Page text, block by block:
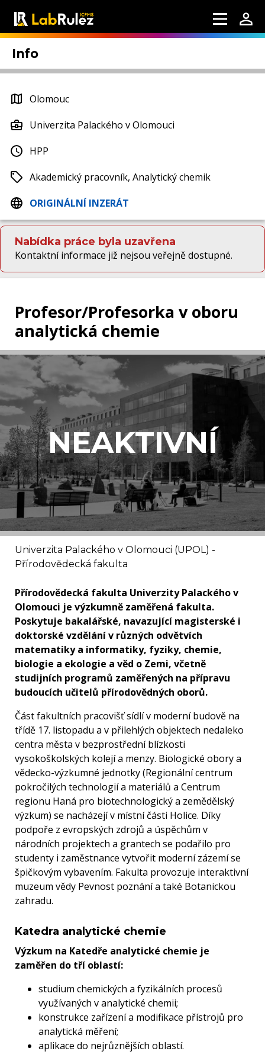
Info
Olomouc
Univerzita Palackého v Olomouci
HPP
Akademický pracovník, Analytický chemik
ORIGINÁLNÍ INZERÁT
Nabídka práce byla uzavřena
Kontaktní informace již nejsou veřejně dostupné.
Profesor/Profesorka v oboru
analytická chemie
NEAKTIVNÍ
Univerzita Palackého v Olomouci (UPOL) -
Přírodovědecká fakulta
Přírodovědecká fakulta Univerzity Palackého v
Olomouci je výzkumně zaměřená fakulta.
Poskytuje bakalářské, navazující magisterské i
doktorské vzdělání v různých odvětvích
matematiky a informatiky, fyziky, chemie,
biologie a ekologie a věd o Zemi, včetně
studijních programů zaměřených na přípravu
budoucích učitelů přírodovědných oborů.
Část fakultních pracovišť sídlí v moderní budově na
třídě 17. listopadu a v přilehlých objektech nedaleko
centra města v bezprostřední blízkosti
vysokoškolských kolejí a menzy. Biologické obory a
vědecko-výzkumné jednotky (Regionální centrum
pokročilých technologií a materiálů a Centrum
regionu Haná pro biotechnologický a zemědělský
výzkum) se nacházejí v místní části Holice. Díky
podpoře z evropských zdrojů a úspěchům v
národních projektech a grantech se podařilo pro
studenty i zaměstnance vytvořit moderní zázemí se
špičkovým vybavením. Fakulta provozuje interaktivní
muzeum vědy Pevnost poznání a také Botanickou
zahradu.
Katedra analytické chemie
Výzkum na Katedře analytické chemie je
zaměřen do tří oblastí:
studium chemických a fyzikálních procesů
využívaných v analytické chemii;
konstrukce zařízení a modifikace přístrojů pro
analytická měření;
aplikace do nejrůznějších oblastí.